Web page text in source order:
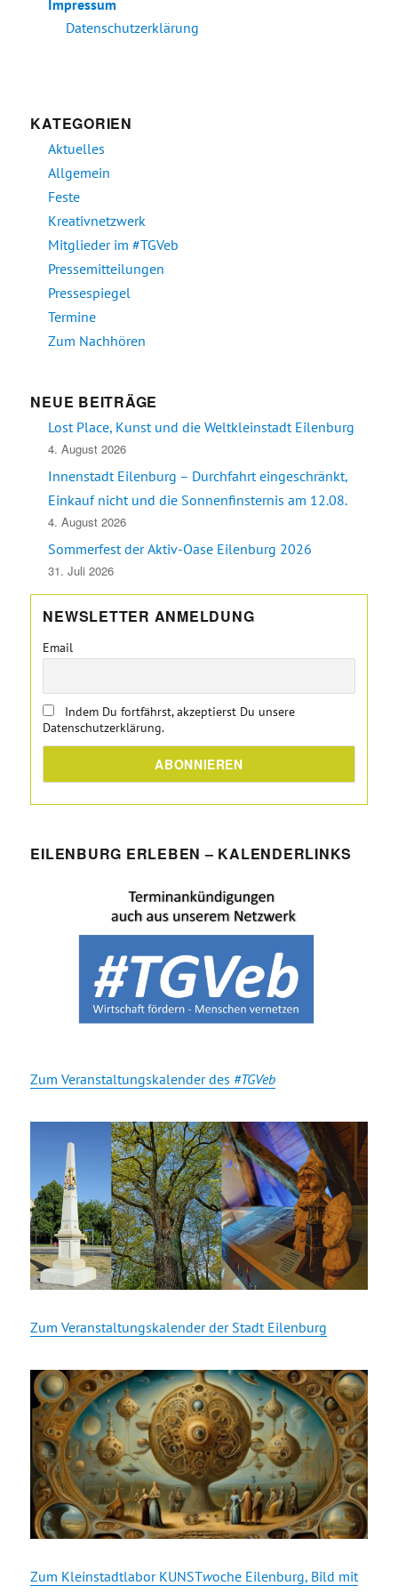
Impressum
Datenschutzerklärung
KATEGORIEN
Aktuelles
Allgemein
Feste
Kreativnetzwerk
Mitglieder im #TGVeb
Pressemitteilungen
Pressespiegel
Termine
Zum Nachhören
NEUE BEITRÄGE
Lost Place, Kunst und die Weltkleinstadt Eilenburg
4. August 2026
Innenstadt Eilenburg – Durchfahrt eingeschränkt,
Einkauf nicht und die Sonnenfinsternis am 12.08.
4. August 2026
Sommerfest der Aktiv-Oase Eilenburg 2026
31. Juli 2026
NEWSLETTER ANMELDUNG
Email
Indem Du fortfährst, akzeptierst Du unsere
Datenschutzerklärung.
EILENBURG ERLEBEN – KALENDERLINKS
Zum Veranstaltungskalender des #TGVeb
Zum Veranstaltungskalender der Stadt Eilenburg
Zum Kleinstadtlabor KUNSTwoche Eilenburg, Bild mit